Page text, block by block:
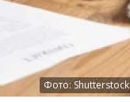
Фото: Shutterstock